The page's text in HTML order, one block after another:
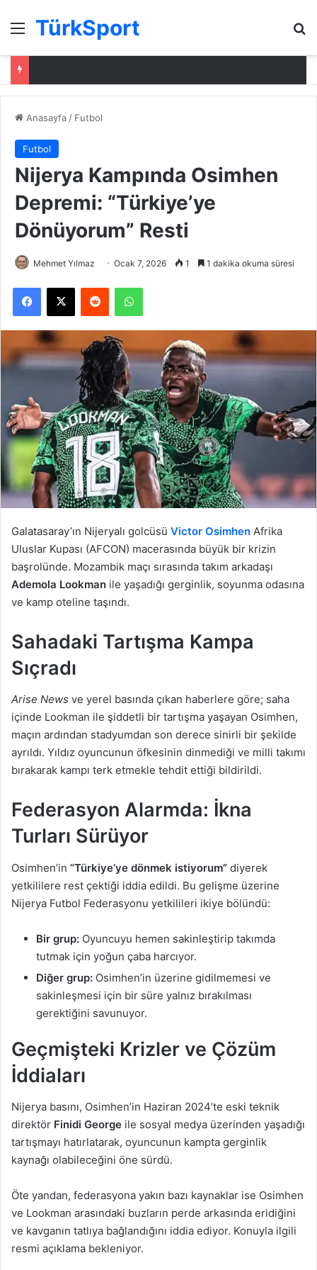
Menü
TürkSport
Anasayfa / Futbol
Futbol
Nijerya Kampında Osimhen
Depremi: “Türkiye’ye
Dönüyorum” Resti
Mehmet Yılmaz Ocak 7, 2026 1 1 dakika okuma süresi
Facebook
X Reddit WhatsApp
Galatasaray’ın Nijeryalı golcüsü Victor Osimhen Afrika
Uluslar Kupası (AFCON) macerasında büyük bir krizin
başrolünde. Mozambik maçı sırasında takım arkadaşı
Ademola Lookman ile yaşadığı gerginlik, soyunma odasına
ve kamp oteline taşındı.
Sahadaki Tartışma Kampa
Sıçradı
Arise News ve yerel basında çıkan haberlere göre; saha
içinde Lookman ile şiddetli bir tartışma yaşayan Osimhen,
maçın ardından stadyumdan son derece sinirli bir şekilde
ayrıldı. Yıldız oyuncunun öfkesinin dinmediği ve milli takımı
bırakarak kampı terk etmekle tehdit ettiği bildirildi.
Federasyon Alarmda: İkna
Turları Sürüyor
Osimhen’in “Türkiye’ye dönmek istiyorum” diyerek
yetkililere rest çektiği iddia edildi. Bu gelişme üzerine
Nijerya Futbol Federasyonu yetkilileri ikiye bölündü:
Bir grup: Oyuncuyu hemen sakinleştirip takımda
tutmak için yoğun çaba harcıyor.
Diğer grup: Osimhen’in üzerine gidilmemesi ve
sakinleşmesi için bir süre yalnız bırakılması
gerektiğini savunuyor.
Geçmişteki Krizler ve Çözüm
İddiaları
Nijerya basını, Osimhen’in Haziran 2024’te eski teknik
direktör Finidi George ile sosyal medya üzerinden yaşadığı
tartışmayı hatırlatarak, oyuncunun kampta gerginlik
kaynağı olabileceğini öne sürdü.
Öte yandan, federasyona yakın bazı kaynaklar ise Osimhen
ve Lookman arasındaki buzların perde arkasında eridiğini
ve kavganın tatlıya bağlandığını iddia ediyor. Konuyla ilgili
resmi açıklama bekleniyor.